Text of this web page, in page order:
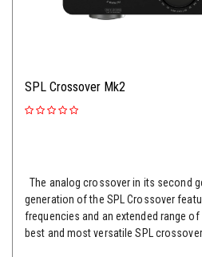
SPL Crossover Mk2
The analog crossover in its second
generation of the SPL Crossover
frequencies and an extended range
best and most versatile SPL crossover